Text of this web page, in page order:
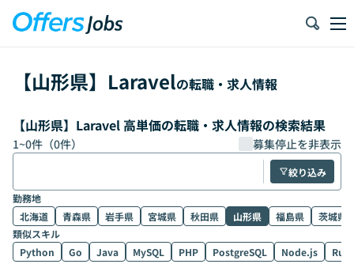
【山形県】 Laravelの転職・求人情報
【山形県】Laravel 高単価の転職・求人情報の検索結果
1~0件（0件） 募集停止を非表示
絞り込み
勤務地
北海道
青森県 岩手県 宮城県 秋田県 山形県 福島県
茨城県
類似スキル
Python
Go Java MySQL PHP PostgreSQL Node.js